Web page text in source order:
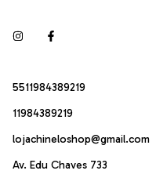
5511984389219
11984389219
lojachineloshop@gmail.com
Av. Edu Chaves 733